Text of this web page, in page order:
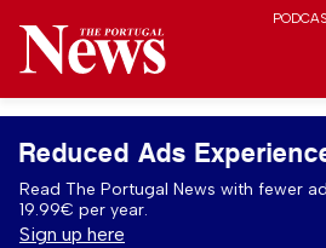
Reduced Ads
Read The Portugal News with fewer
19.99€ per year.
Sign up here